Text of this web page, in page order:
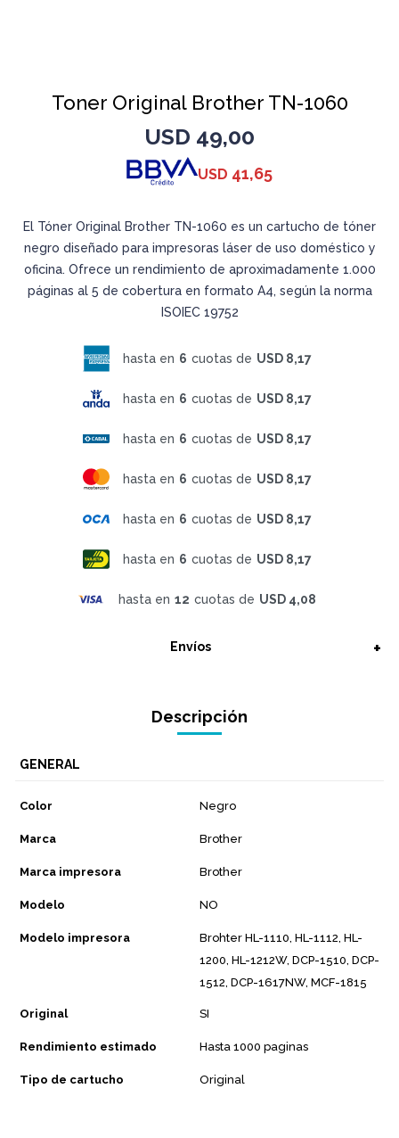
Toner Original Brother TN-1060
USD 49,00
USD 41,65
El Tóner Original Brother TN-1060 es un cartucho de tóner
negro diseñado para impresoras láser de uso doméstico y
oficina. Ofrece un rendimiento de aproximadamente 1.000
páginas al 5 de cobertura en formato A4, según la norma
ISOIEC 19752
hasta en 6 cuotas de USD 8,17
hasta en 6 cuotas de USD 8,17
hasta en 6 cuotas de USD 8,17
hasta en 6 cuotas de USD 8,17
hasta en 6 cuotas de USD 8,17
hasta en 6 cuotas de USD 8,17
hasta en 12 cuotas de USD 4,08
Envíos
Descripción
GENERAL
Color Negro
Marca Brother
Marca impresora Brother
Modelo NO
Modelo impresora
Brohter HL-1110, HL-1112, HL-
1200, HL-1212W, DCP-1510, DCP-
1512, DCP-1617NW, MCF-1815
Original SI
Rendimiento estimado Hasta 1000 paginas
Tipo de cartucho Original